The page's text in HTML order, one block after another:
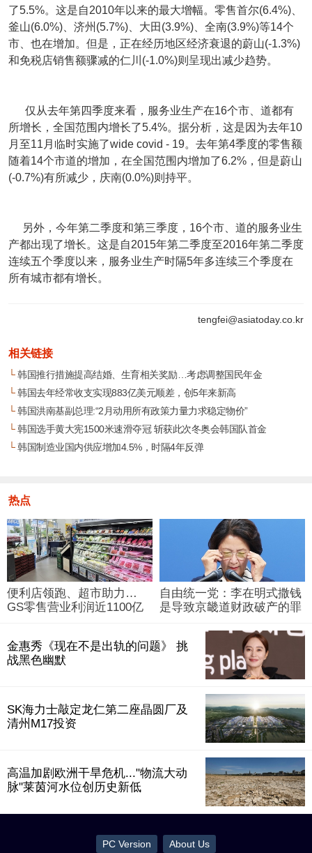
了5.5%。这是自2010年以来的最大增幅。零售首尔(6.4%)、
釜山(6.0%)、济州(5.7%)、大田(3.9%)、全南(3.9%)等14个
市、也在增加。但是，正在经历地区经济衰退的蔚山(-1.3%)
和免税店销售额骤减的仁川(-1.0%)则呈现出减少趋势。
仅从去年第四季度来看，服务业生产在16个市、道都有
所增长，全国范围内增长了5.4%。据分析，这是因为去年10
月至11月临时实施了wide covid - 19。去年第4季度的零售额
随着14个市道的增加，在全国范围内增加了6.2%，但是蔚山
(-0.7%)有所减少，庆南(0.0%)则持平。
另外，今年第二季度和第三季度，16个市、道的服务业生
产都出现了增长。这是自2015年第二季度至2016年第二季度
连续五个季度以来，服务业生产时隔5年多连续三个季度在
所有城市都有增长。
tengfei@asiatoday.co.kr
相关链接
└韩国推行措施提高结婚、生育相关奖励…考虑调整国民年金
└韩国去年经常收支实现883亿美元顺差，创5年来新高
└韩国洪南基副总理:“2月动用所有政策力量力求稳定物价”
└韩国选手黄大宪1500米速滑夺冠 斩获此次冬奥会韩国队首金
└韩国制造业国内供应增加4.5%，时隔4年反弹
热点
便利店领跑、超市助力…
GS零售营业利润近1100亿
自由统一党：李在明式撒钱
是导致京畿道财政破产的罪
金惠秀《现在不是出轨的问题》 挑
战黑色幽默
SK海力士敲定龙仁第二座晶圆厂及
清州M17投资
高温加剧欧洲干旱危机..."物流大动
脉"莱茵河水位创历史新低
PC Version About Us